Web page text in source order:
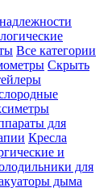
Все категории
Скрыть
для
Кресла
и
для
дыма